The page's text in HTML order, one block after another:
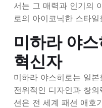
서는 그 매력과 인기의
로의 아이코닉한 스타
미하라 야
혁신자
미하라 야스히로는 일
전위적인 디자인과 창
션은 전 세계 패션 애호